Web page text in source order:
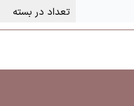
تعداد در بسته